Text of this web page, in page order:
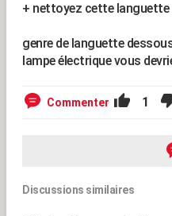
+ nettoyez cette languette
genre de languette
lampe électrique vous
Commenter 1
Discussions similaires